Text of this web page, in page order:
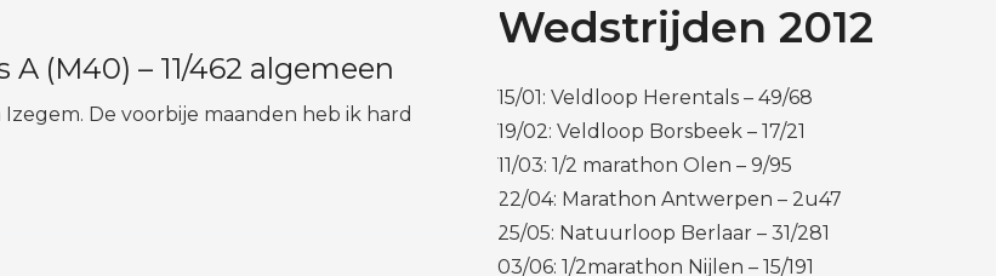
A (M40) – 11/462 algemeen
De voorbije maanden heb ik hard
Wedstrijden 2012
15/01: Veldloop Herentals – 49/68
19/02: Veldloop Borsbeek – 17/21
11/03: 1/2 marathon Olen – 9/95
22/04: Marathon Antwerpen – 2u47
25/05: Natuurloop Berlaar – 31/281
03/06: 1/2marathon Nijlen – 15/191